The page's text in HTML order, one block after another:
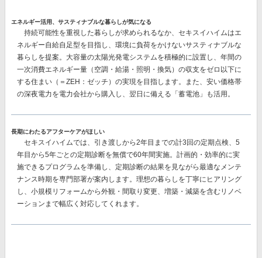
エネルギー活用、サスティナブルな暮らしが気になる
持続可能性を重視した暮らしが求められるなか、セキスイハイムはエ
ネルギー自給自足型を目指し、環境に負荷をかけないサスティナブルな
暮らしを提案。大容量の太陽光発電システムを積極的に設置し、 年間の
一次消費エネルギー量（空調・給湯・照明・換気）の収支をゼロ以下に
する住まい（＝ZEH：ゼッチ）の実現を目指します。また、安い価格帯
の深夜電力を電力会社から購入し、翌日に備える 「蓄電池」 も活用。
長期にわたるアフターケアがほしい
セキスイハイムでは、 引き渡しから2年目までの計3回の定期点検、 5
年目から5年ごとの定期診断を無償で60年間実施。計画的・効率的に実
施できるプログラムを準備し、定期診断の結果を見ながら最適なメンテ
ナンス時期を専門部署が案内します。理想の暮らしを丁寧にヒアリング
し、小規模リフォームから外観・間取り変更、増築・減築を含むリノベ
ーションまで幅広く対応してくれます。